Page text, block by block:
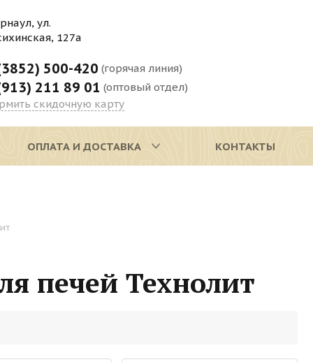
ул.
127а
500-420 (горячая линия)
211 89 01 (оптовый отдел)
скидочную карту
ОПЛАТА И ДОСТАВКА КОНТАКТЫ
печей Технолит